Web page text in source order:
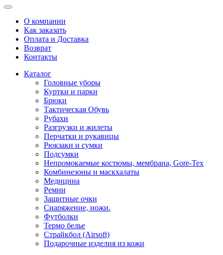
О компании
Как заказать
Оплата и Доставка
Возврат
Контакты
Каталог
Головные уборы
Куртки и парки
Брюки
Тактическая Обувь
Рубахи
Разгрузки и жилеты
Перчатки и рукавицы
Рюкзаки и сумки
Подсумки
Непромокаемые костюмы, мембрана, Gore-Tex
Комбинезоны и маскхалаты
Медицина
Ремни
Защитные очки
Снаряжение, ножи.
Футболки
Термо белье
Страйкбол (Airsoft)
Подарочные изделия из кожи